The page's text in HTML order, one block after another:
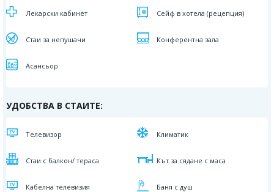
Лекарски кабинет Сейф в хотела (рецепция)
Стаи за непушачи Конферентна зала
Асансьор
УДОБСТВА В СТАИТЕ:
Телевизор Климатик
Стаи с балкон/ тераса Кът за сядане с маса
Кабелна телевизия Баня с душ